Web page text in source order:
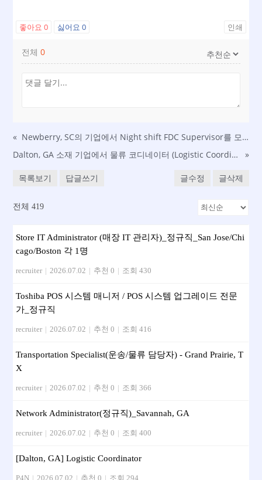
좋아요0 싫어요0 인쇄
전체0
«
Newberry, SC의 기업에서 Night shift FDC Supervisor를 모집합니다. (초보 가능)
Dalton, GA 소재 기업에서 물류 코디네이터 (Logistic Coordinator)를 모집합니다
»
목록보기 답글쓰기 글수정 글삭제
전체 419
Store IT Administrator (매장 IT 관리자)_정규직_San Jose/Chi
cago/Boston 각 1명
recruiter | 2026.07.02 | 추천 0 | 조회 430
Toshiba POS 시스템 매니저 / POS 시스템 업그레이드 전문
가_정규직
recruiter | 2026.07.02 | 추천 0 | 조회 416
Transportation Specialist(운송/물류 담당자) - Grand Prairie, T
X
recruiter | 2026.07.02 | 추천 0 | 조회 366
Network Administrator(정규직)_Savannah, GA
recruiter | 2026.07.02 | 추천 0 | 조회 400
[Dalton, GA] Logistic Coordinator
P4N | 2026.07.02 | 추천 0 | 조회 294